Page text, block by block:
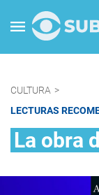
CULTURA >
LECTURAS
La obra